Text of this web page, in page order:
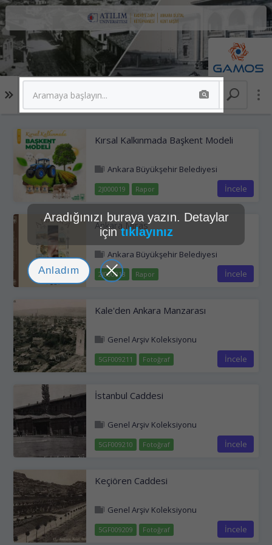
Kırsal Kalkınmada Başkent Modeli
Ankara Büyükşehir Belediyesi
2J000019 Rapor İncele
Ankara Miras
Ankara Büyükşehir Belediyesi
Koleksiyonu
2J000018 Rapor İncele
Kale'den Ankara Manzarası
Genel Arşiv Koleksiyonu
5GF009211 Fotoğraf İncele
İstanbul Caddesi
Genel Arşiv Koleksiyonu
5GF009210 Fotoğraf İncele
Keçiören Caddesi
Genel Arşiv Koleksiyonu
5GF009209 Fotoğraf İncele
Anladım
Aradığınızı buraya yazın. Detaylar
içintıklayınız